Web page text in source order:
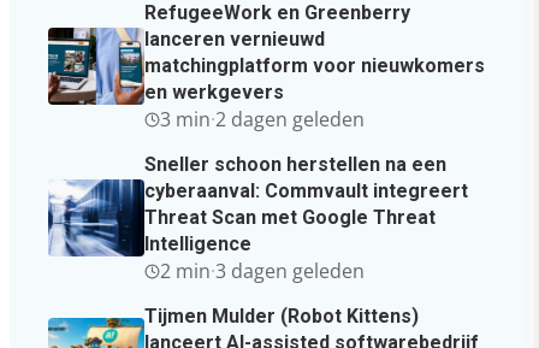
RefugeeWork en Greenberry
lanceren vernieuwd
matchingplatform voor nieuwkomers
en werkgevers
3 min·2 dagen geleden
Sneller schoon herstellen na een
cyberaanval: Commvault integreert
Threat Scan met Google Threat
Intelligence
2 min·3 dagen geleden
Tijmen Mulder (Robot Kittens)
lanceert AI-assisted softwarebedrijf